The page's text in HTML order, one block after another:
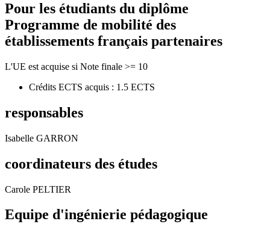
Pour les étudiants du diplôme
Programme de mobilité des
établissements français partenaires
L'UE est acquise si Note finale >= 10
Crédits ECTS acquis : 1.5 ECTS
responsables
Isabelle GARRON
coordinateurs des études
Carole PELTIER
Equipe d'ingénierie pédagogique